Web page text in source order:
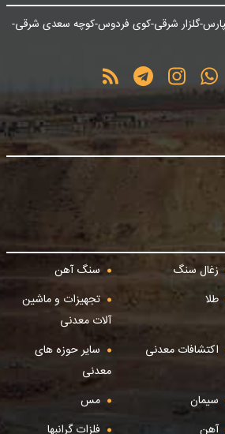
گلزار شرقی-کوی فردوس-کوچه سعدی شرقی-
زغال سنگ
سنگ آهن
طلا
تجهیزات و ماشین
آلات معدنی
اکتشافات معدنی
سایر حوزه های
معدنی
سیمان
مس
آهن فلزات گرانبها